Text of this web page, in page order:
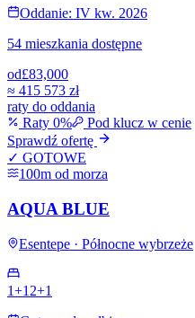
Oddanie: IV kw. 2026
54 mieszkania dostępne
od£83,000
≈ 415 573 zł
raty do oddania
Raty 0%
Pod klucz w cenie
Sprawdź ofertę
✓ GOTOWE
100m od morza
AQUA BLUE
Esentepe · Północne wybrzeże
1+1 2+1